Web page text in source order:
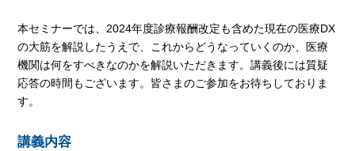
本セミナーでは、2024年度診療報酬改定も含めた現在の医療DX
の大筋を解説したうえで、これからどうなっていくのか、医療
機関は何をすべきなのかを解説いただきます。講義後には質疑
応答の時間もございます。皆さまのご参加をお待ちしておりま
す。
講義内容